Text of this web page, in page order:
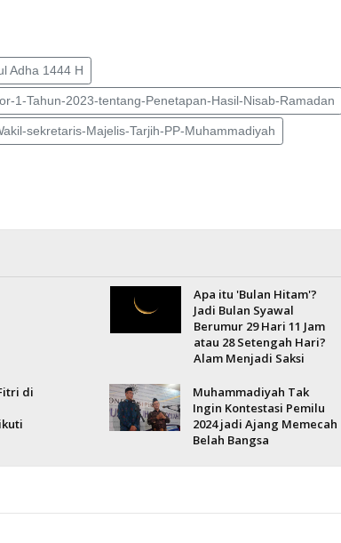
Adha 1444 H
1-Tahun-2023-tentang-Penetapan-Hasil-Nisab-Ramadan
sekretaris-Majelis-Tarjih-PP-Muhammadiyah
Apa itu 'Bulan Hitam'?
Jadi Bulan Syawal
Berumur 29 Hari 11 Jam
atau 28 Setengah Hari?
Alam Menjadi Saksi
di
Muhammadiyah Tak
Ingin Kontestasi Pemilu
2024 jadi Ajang Memecah
Belah Bangsa